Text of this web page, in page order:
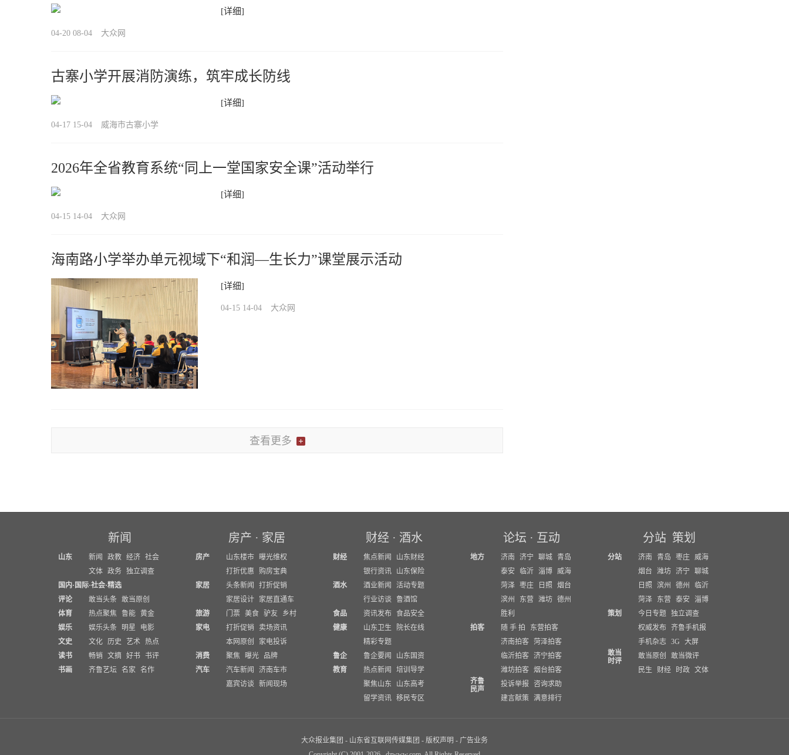
[详细]
04-20 08-04 大众网
古寨小学开展消防演练，筑牢成长防线
[详细]
04-17 15-04 威海市古寨小学
2026年全省教育系统“同上一堂国家安全课”活动举行
[详细]
04-15 14-04 大众网
海南路小学举办单元视域下“和润—生长力”课堂展示活动
[详细]
04-15 14-04 大众网
查看更多
新闻
山东 新闻 政教 经济 社会
文体 政务 独立调查
国内· 国际·社会·精选
评论
敢当头条 敢当原创
体育
热点聚焦 鲁能 黄金
娱乐
娱乐头条 明星
电影
文史
文化 历史 艺术 热点
读书
畅销 文摘 好书 书评
书画
齐鲁艺坛 名家 名作
房产 · 家居
房产 山东楼市
曝光维权
打折优惠
购房宝典
家居
头条新闻
打折促销
家居设计
家居直通车
旅游
门票 美食 驴友
乡村
家电
打折促销 卖场资讯
本网原创
家电投诉
消费
聚焦 曝光
品牌
汽车
汽车新闻
济南车市
嘉宾访谈
新闻现场
财经 · 酒水
财经 焦点新闻
山东财经
银行资讯
山东保险
酒水
酒业新闻
活动专题
行业访谈
鲁酒馆
食品
资讯发布 食品安全
健康
山东卫生
院长在线
精彩专题
鲁企
鲁企要闻
山东国资
教育
热点新闻
培训导学
聚焦山东
山东高考
留学资讯 移民专区
论坛 · 互动
地方 济南 济宁 聊城 青岛
泰安
临沂 淄博
威海
菏泽 枣庄 日照
烟台
滨州
东营 潍坊 德州
胜利
拍客
随 手 拍
东营拍客
济南拍客 菏泽拍客
临沂拍客 济宁拍客
潍坊拍客 烟台拍客
齐鲁
民声
投诉举报
咨询求助
建言献策 满意排行
分站 策划
分站 济南 青岛 枣庄
威海
烟台
潍坊 济宁
聊城
日照
滨州 德州
临沂
菏泽
东营 泰安
淄博
策划
今日专题 独立调查
权威发布 齐鲁手机报
手机杂志 3G
大屏
敢当
时评
敢当原创
敢当微评
民生
财经 时政 文体
大众报业集团 - 山东省互联网传媒集团 - 版权声明 - 广告业务